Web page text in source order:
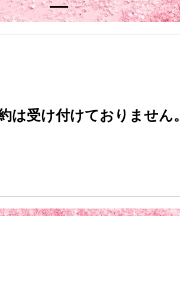
は受け付けておりません。